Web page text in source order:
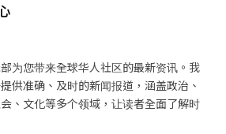
为您带来全球华人社区的最新资讯。我
供准确、及时的新闻报道，涵盖政治、
、文化等多个领域，让读者全面了解时